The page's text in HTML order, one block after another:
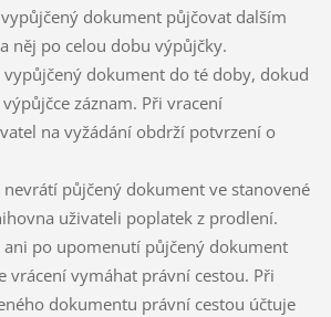
dokument půjčovat dalším
něj po celou dobu výpůjčky.
vypůjčený dokument do té doby, dokud
záznam. Při vracení
na vyžádání obdrží potvrzení o
nevrátí půjčený dokument ve stanovené
uživateli poplatek z prodlení.
ani po upomenutí půjčený dokument
vrácení vymáhat právní cestou. Při
dokumentu právní cestou účtuje